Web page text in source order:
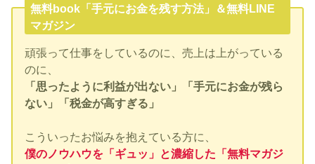
無料book「手元にお金を残す方法」＆無料LINE
マガジン
頑張って仕事をしているのに、売上は上がっている
のに、
「思ったように利益が出ない」「手元にお金が残ら
ない」「税金が高すぎる」
こういったお悩みを抱えている方に、
僕のノウハウを「ギュッ」と濃縮した「無料マガジ